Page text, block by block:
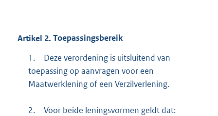
Artikel 2. Toepassingsbereik
1.
Deze verordening is uitsluitend van
toepassing op aanvragen voor een
Maatwerklening of een Verzilverlening.
2. Voor beide leningsvormen geldt dat: